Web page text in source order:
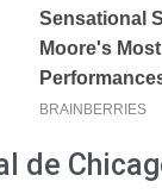
de